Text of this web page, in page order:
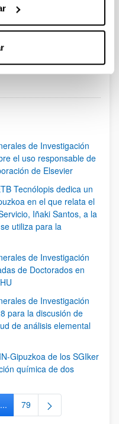
Use TAB para desplazarse.
15
de Investigación
el uso responsable de
de Elsevier
Tecnólopis dedica un
en el que relata el
Iñaki Santos, a la
utiliza para la
de Investigación
de Doctorados en
de Investigación
para la discusión de
de análisis elemental
Gipuzkoa de los SGIker
química de dos
...Páginas intermedias Use TAB
Página
79